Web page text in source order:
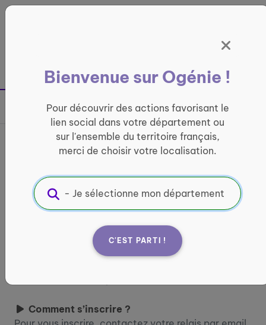
France entière
Bienvenue sur Ogénie !
Pour découvrir des actions favorisant le
lien social dans votre département ou
sur l'ensemble du territoire français,
merci de choisir votre localisation.
C'EST PARTI !
Partager sur
Le bonheur à sa porte !
Visites à domicile
CONVIVIALITÉ
Informations pratiques :
Comment s’inscrire ?
Panneau de gestion des cookies